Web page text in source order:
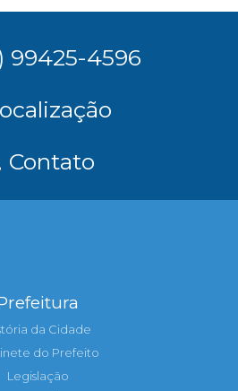
99425-4596
Contato
da Cidade
do Prefeito
Legislação